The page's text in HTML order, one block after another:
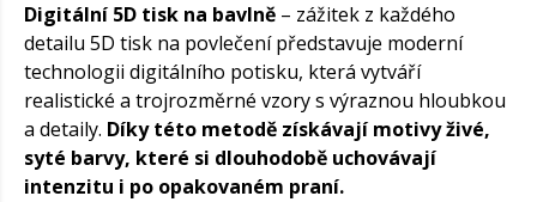
Digitální 5D tisk na bavlně – zážitek z každého
detailu 5D tisk na povlečení představuje moderní
technologii digitálního potisku, která vytváří
realistické a trojrozměrné vzory s výraznou hloubkou
a detaily. Díky této metodě získávají motivy živé,
syté barvy, které si dlouhodobě uchovávají
intenzitu i po opakovaném praní.